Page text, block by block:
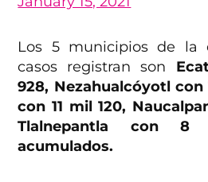
Los 5 municipios de la
casos registran son
928, Nezahualcóyotl con
con 11 mil 120,
Tlalnepantla con
acumulados.